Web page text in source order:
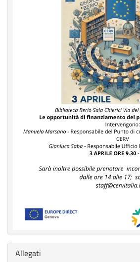
Nascondi
Allegati